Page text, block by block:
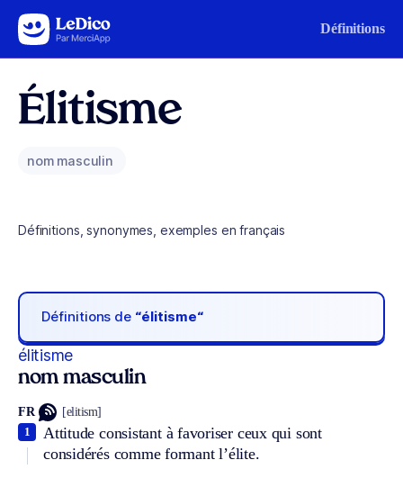
Aller au contenu Définitions
Élitisme
nom masculin
Définitions, synonymes, exemples en français
Définitions de “élitisme“
élitisme
nom masculin
FR [elitism]
Attitude consistant à favoriser ceux qui sont
considérés comme formant l’élite.
1